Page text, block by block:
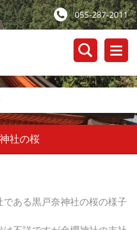
055-287-2011
社の桜
ある黒戸奈神社の桜の様子